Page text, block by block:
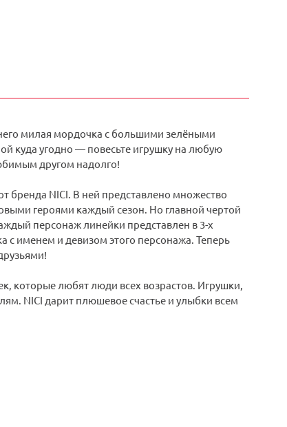
милая мордочка с большими зелёными
куда угодно — повесьте игрушку на любую
другом надолго!
бренда NICI. В ней представлено множество
героями каждый сезон. Но главной чертой
персонаж линейки представлен в 3-х
с именем и девизом этого персонажа. Теперь
которые любят люди всех возрастов. Игрушки,
NICI дарит плюшевое счастье и улыбки всем